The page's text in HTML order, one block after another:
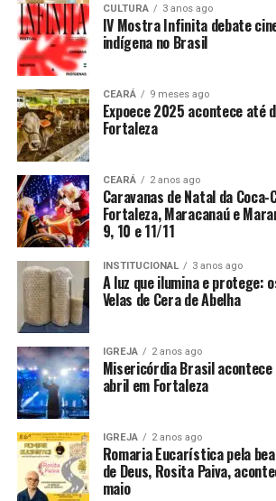
CULTURA 3 anos ago
IV Mostra Infinita debate
indígena no Brasil
CEARÁ 9 meses ago
Expoece 2025 acontece até
Fortaleza
CEARÁ 2 anos ago
Caravanas de Natal da
Fortaleza, Maracanaú e
9, 10 e 11/11
INSTITUCIONAL 3 anos ago
A luz que ilumina e protege:
Velas de Cera de Abelha
IGREJA 2 anos ago
Misericórdia Brasil acontece
abril em Fortaleza
IGREJA 2 anos ago
Romaria Eucarística pela
de Deus, Rosita Paiva,
maio